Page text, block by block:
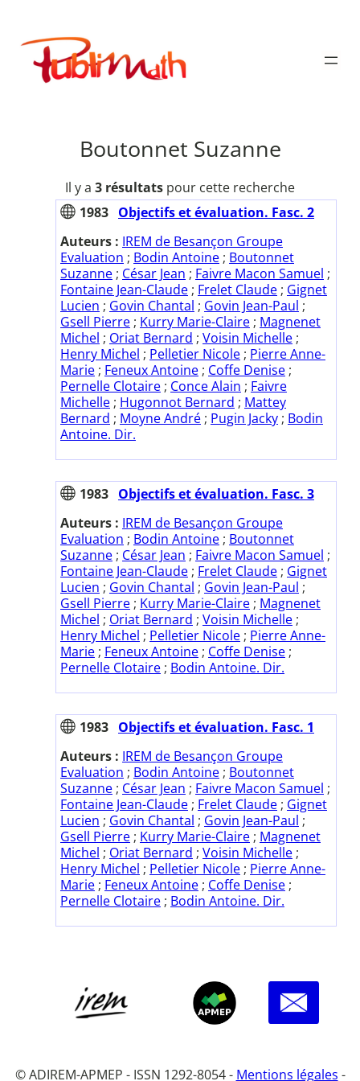
contenu
Publimath
Boutonnet Suzanne
Il y a 3 résultats pour cette recherche
1983 Objectifs et évaluation. Fasc. 2
Auteurs : IREM de Besançon Groupe
Evaluation ; Bodin Antoine ; Boutonnet
Suzanne ; César Jean ; Faivre Macon Samuel ;
Fontaine Jean-Claude ; Frelet Claude ; Gignet
Lucien ; Govin Chantal ; Govin Jean-Paul ;
Gsell Pierre ; Kurry Marie-Claire ; Magnenet
Michel ; Oriat Bernard ; Voisin Michelle ;
Henry Michel ; Pelletier Nicole ; Pierre Anne-
Marie ; Feneux Antoine ; Coffe Denise ;
Pernelle Clotaire ; Conce Alain ; Faivre
Michelle ; Hugonnot Bernard ; Mattey
Bernard ; Moyne André ; Pugin Jacky ; Bodin
Antoine. Dir.
1983 Objectifs et évaluation. Fasc. 3
Auteurs : IREM de Besançon Groupe
Evaluation ; Bodin Antoine ; Boutonnet
Suzanne ; César Jean ; Faivre Macon Samuel ;
Fontaine Jean-Claude ; Frelet Claude ; Gignet
Lucien ; Govin Chantal ; Govin Jean-Paul ;
Gsell Pierre ; Kurry Marie-Claire ; Magnenet
Michel ; Oriat Bernard ; Voisin Michelle ;
Henry Michel ; Pelletier Nicole ; Pierre Anne-
Marie ; Feneux Antoine ; Coffe Denise ;
Pernelle Clotaire ; Bodin Antoine. Dir.
1983 Objectifs et évaluation. Fasc. 1
Auteurs : IREM de Besançon Groupe
Evaluation ; Bodin Antoine ; Boutonnet
Suzanne ; César Jean ; Faivre Macon Samuel ;
Fontaine Jean-Claude ; Frelet Claude ; Gignet
Lucien ; Govin Chantal ; Govin Jean-Paul ;
Gsell Pierre ; Kurry Marie-Claire ; Magnenet
Michel ; Oriat Bernard ; Voisin Michelle ;
Henry Michel ; Pelletier Nicole ; Pierre Anne-
Marie ; Feneux Antoine ; Coffe Denise ;
Pernelle Clotaire ; Bodin Antoine. Dir.
© ADIREM-APMEP - ISSN 1292-8054 - Mentions légales -